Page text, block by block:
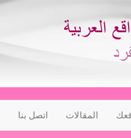
المقالات اتصل بنا